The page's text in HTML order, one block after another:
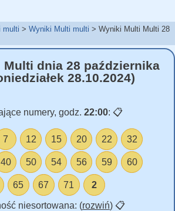
multi Wyniki Multi multi
Wyniki Multi Multi 28
dnia 28 października
28.10.2024)
numery, godz. 22:00: 📋
7 12 15 20 22 32
40 50 54 56 59 60
65 67 71 2
niesortowana: (rozwiń) 📋